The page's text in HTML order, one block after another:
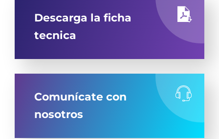
Descarga la ficha
tecnica
Comunícate con
nosotros